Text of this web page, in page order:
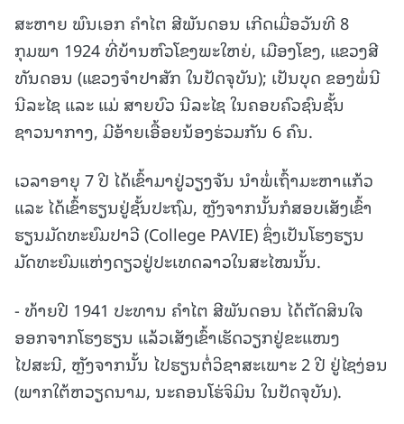
ສະຫາຍ ພົນເອກ ຄໍາໄຕ ສີພັນດອນ ເກີດເມື່ອວັນທີ 8
ກຸມພາ 1924 ທີ່ບ້ານຫົວໂຂງພະໃຫຍ່, ເມືອງໂຂງ, ແຂວງສີ
ທັນດອນ (ແຂວງຈໍາປາສັກ ໃນປັດຈຸບັນ); ເປັນບຸດ ຂອງພໍ່ນີ
ນີລະໄຊ ແລະ ແມ່ ສາຍບົວ ນີລະໄຊ ໃນຄອບຄົວຊົນຊັ້ນ
ຊາວນາກາງ, ມີອ້າຍເອື້ອຍນ້ອງຮ່ວມກັນ 6 ຄົນ.
ເວລາອາຍຸ 7 ປີ ໄດ້ເຂົ້າມາຢູ່ວຽງຈັນ ນໍາພໍ່ເຖົ້າມະຫາແກ້ວ
ແລະ ໄດ້ເຂົ້າຮຽນຢູ່ຊັ້ນປະຖົມ, ຫຼັງຈາກນັ້ນກໍສອບເສັງເຂົ້າ
ຮຽນມັດທະຍົມປາວີ (College PAVIE) ຊຶ່ງເປັນໂຮງຮຽນ
ມັດທະຍົມແຫ່ງດຽວຢູ່ປະເທດລາວໃນສະໄໝນັ້ນ.
- ທ້າຍປີ 1941 ປະທານ ຄໍາໄຕ ສີພັນດອນ ໄດ້ຕັດສິນໃຈ
ອອກຈາກໂຮງຮຽນ ແລ້ວເສັງເຂົ້າເຮັດວຽກຢູ່ຂະແໜງ
ໄປສະນີ, ຫຼັງຈາກນັ້ນ ໄປຮຽນຕໍ່ວິຊາສະເພາະ 2 ປີ ຢູ່ໄຊງ່ອນ
(ພາກໃຕ້ຫວຽດນາມ, ນະຄອນໂຮ່ຈິມິນ ໃນປັດຈຸບັນ).